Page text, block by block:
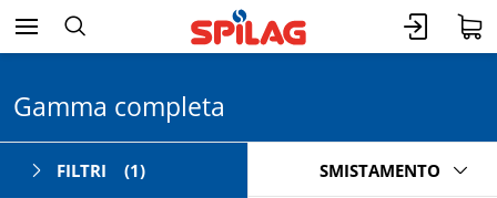
Gamma completa
FILTRI (1) SMISTAMENTO